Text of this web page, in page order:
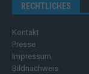
RECHTLICHES
Kontakt
Presse
Impressum
Bildnachweis